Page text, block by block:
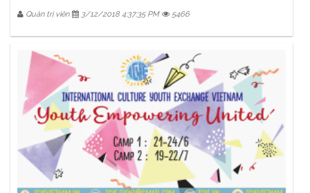
Quản trị viên 3/12/2018 4:37:35 PM 5466